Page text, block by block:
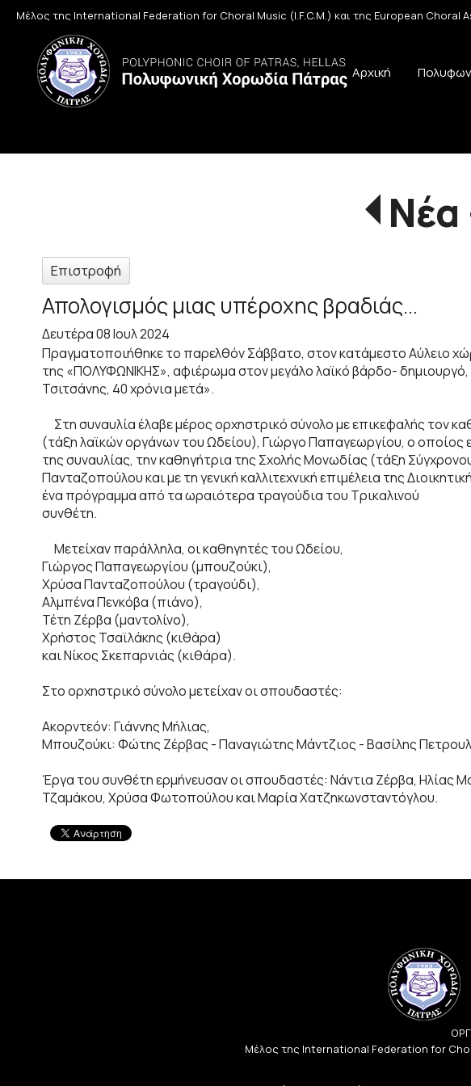
Μέλος της International Federation for Choral Music (I.F.C.M.) και της European Choral
Αρχική
Νέα
Επιστροφή
Απολογισμός μιας υπέροχης βραδιάς...
Δευτέρα 08 Ιουλ 2024
Πραγματοποιήθηκε το παρελθόν Σάββατο, στον κατάμεστο Αύλειο
της «ΠΟΛΥΦΩΝΙΚΗΣ», αφιέρωμα στον μεγάλο λαϊκό βάρδο- δημιουργό,
Τσιτσάνης, 40 χρόνια μετά».
Στη συναυλία έλαβε μέρος ορχηστρικό σύνολο με επικεφαλής τον
(τάξη λαϊκών οργάνων του Ωδείου), Γιώργο Παπαγεωργίου, ο οποίος
της συναυλίας, την καθηγήτρια της Σχολής Μονωδίας (τάξη
Πανταζοπούλου και με τη γενική καλλιτεχνική επιμέλεια της
ένα πρόγραμμα από τα ωραιότερα τραγούδια του Τρικαλινού
συνθέτη.
Μετείχαν παράλληλα, οι καθηγητές του Ωδείου,
Γιώργος Παπαγεωργίου (μπουζούκι),
Χρύσα Πανταζοπούλου (τραγούδι),
Αλμπένα Πενκόβα (πιάνο),
Τέτη Ζέρβα (μαντολίνο),
Χρήστος Τσαϊλάκης (κιθάρα)
και Νίκος Σκεπαρνιάς (κιθάρα).
Στο ορχηστρικό σύνολο μετείχαν οι σπουδαστές:
Ακορντεόν: Γιάννης Μήλιας,
Μπουζούκι: Φώτης Ζέρβας - Παναγιώτης Μάντζιος - Βασίλης
Έργα του συνθέτη ερμήνευσαν οι σπουδαστές: Νάντια Ζέρβα, Ηλίας
Τζαμάκου, Χρύσα Φωτοπούλου και Μαρία Χατζηκωνσταντόγλου.
Μέλος της International Federation for